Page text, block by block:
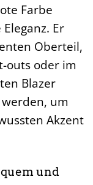
Farbe
Er
Oberteil,
outs oder im
Blazer
um
Akzent
und